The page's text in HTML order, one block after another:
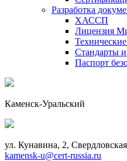
Разработка
ХАССП
Лицензия
Стандарты
Паспорт
Каменск-Уральский
ул. Кунавина, 2,
kamensk-u@cert-russia.ru